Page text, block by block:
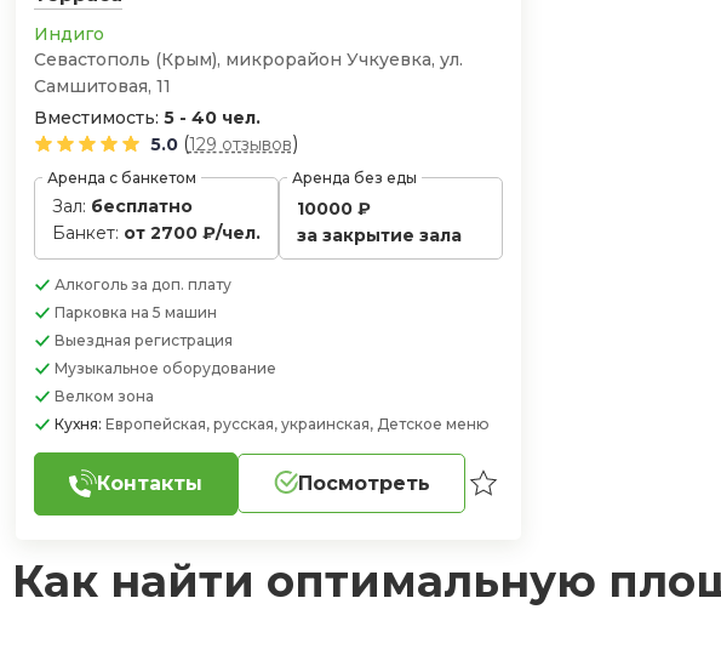
Индиго
Севастополь (Крым), микрорайон Учкуевка, ул.
Самшитовая, 11
Вместимость: 5 - 40 чел.
5.0 (129 отзывов)
Аренда с банкетом
Зал: бесплатно
Банкет: от 2700 ₽/чел.
Аренда без еды
10000 ₽
за закрытие зала
Алкоголь за доп. плату
Парковка на 5 машин
Выездная регистрация
Музыкальное оборудование
Велком зона
Кухня: Европейская, русская, украинская, Детское меню
Контакты Посмотреть
Как найти оптимальную